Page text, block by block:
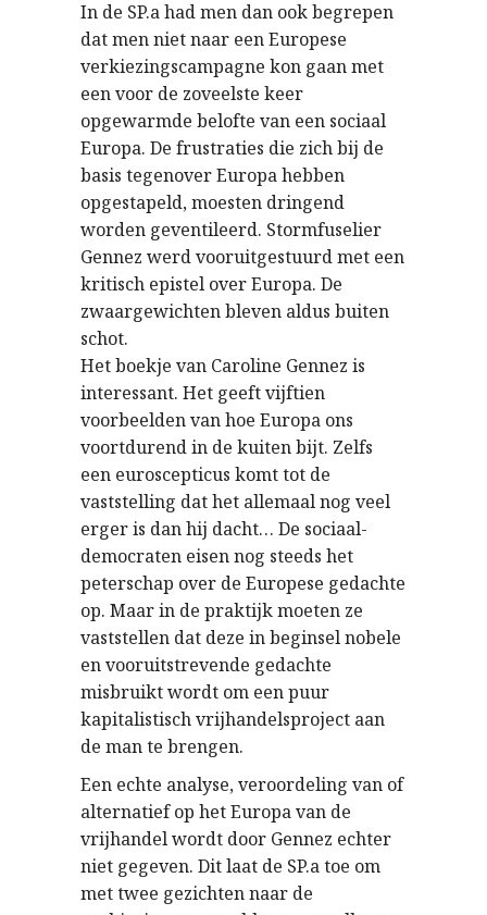
In de SP.a had men dan ook begrepen
dat men niet naar een Europese
verkiezingscampagne kon gaan met
een voor de zoveelste keer
opgewarmde belofte van een sociaal
Europa. De frustraties die zich bij de
basis tegenover Europa hebben
opgestapeld, moesten dringend
worden geventileerd. Stormfuselier
Gennez werd vooruitgestuurd met een
kritisch epistel over Europa. De
zwaargewichten bleven aldus buiten
schot.
Het boekje van Caroline Gennez is
interessant. Het geeft vijftien
voorbeelden van hoe Europa ons
voortdurend in de kuiten bijt. Zelfs
een euroscepticus komt tot de
vaststelling dat het allemaal nog veel
erger is dan hij dacht… De sociaal-
democraten eisen nog steeds het
peterschap over de Europese gedachte
op. Maar in de praktijk moeten ze
vaststellen dat deze in beginsel nobele
en vooruitstrevende gedachte
misbruikt wordt om een puur
kapitalistisch vrijhandelsproject aan
de man te brengen.
Een echte analyse, veroordeling van of
alternatief op het Europa van de
vrijhandel wordt door Gennez echter
niet gegeven. Dit laat de SP.a toe om
met twee gezichten naar de